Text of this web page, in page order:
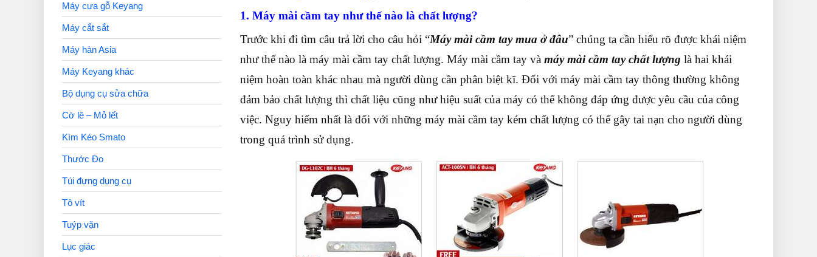
1. Máy mài cầm tay như thế nào là chất lượng?
Trước khi đi tìm câu trả lời cho câu hỏi “Máy mài cầm tay mua ở đâu” chúng ta cần hiểu rõ được khái niệm
như thế nào là máy mài cầm tay chất lượng. Máy mài cầm tay và máy mài cầm tay chất lượng là hai khái
niệm hoàn toàn khác nhau mà người dùng cần phân biệt kĩ. Đối với máy mài cầm tay thông thường không
đảm bảo chất lượng thì chất liệu cũng như hiệu suất của máy có thể không đáp ứng được yêu cầu của công
việc. Nguy hiểm nhất là đối với những máy mài cầm tay kém chất lượng có thể gây tai nạn cho người dùng
trong quá trình sử dụng.
Máy cưa gỗ Keyang
Máy cắt sắt
Máy hàn Asia
Máy Keyang khác
Bộ dụng cụ sửa chữa
Cờ lê – Mỏ lết
Kìm Kéo Smato
Thước Đo
Túi đựng dụng cụ
Tô vít
Tuýp vặn
Lục giác